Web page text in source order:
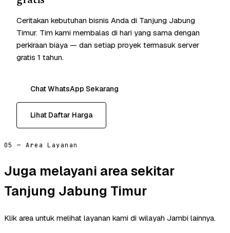
Ceritakan kebutuhan bisnis Anda di Tanjung Jabung
Timur. Tim kami membalas di hari yang sama dengan
perkiraan biaya — dan setiap proyek termasuk server
gratis 1 tahun.
Chat WhatsApp Sekarang
Lihat Daftar Harga
05 — Area Layanan
Juga melayani area sekitar
Tanjung Jabung Timur
Klik area untuk melihat layanan kami di wilayah Jambi lainnya.